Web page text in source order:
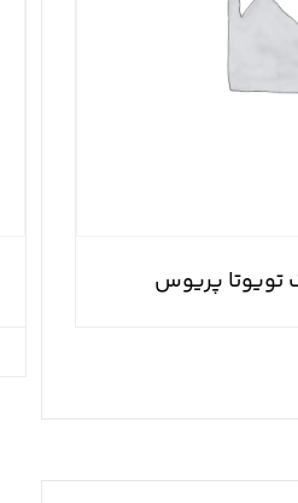
پریوس